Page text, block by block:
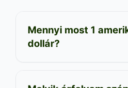
Mennyi most 1
dollár?